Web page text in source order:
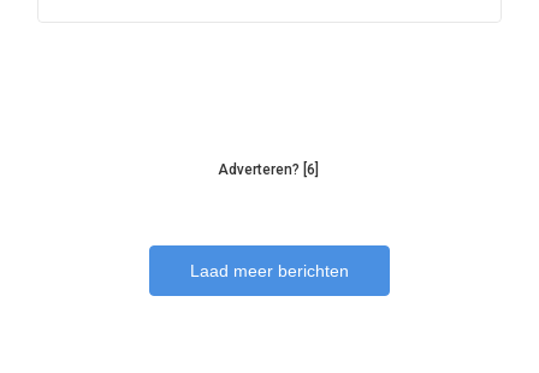
Adverteren? [6]
Laad meer berichten